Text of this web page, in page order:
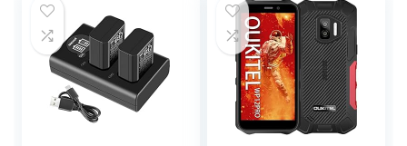
mit LP-E6/E6N
Akku (Batterie
Nicht im
Lieferumfang
enthalten)
Fotografie,
Horizontal,
Verfolgungs und
120° Panorama
Aufnahme (ER1-
100)